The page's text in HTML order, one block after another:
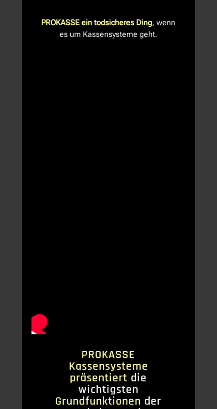
PROKASSE ein todsicheres Ding, wenn
es um Kassensysteme geht.
PROKASSE
Kassensysteme
präsentiert die
wichtigsten
Grundfunktionen der